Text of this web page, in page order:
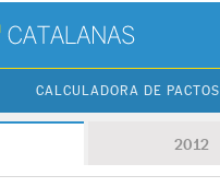
CALCULADORA DE PACTOS
2012